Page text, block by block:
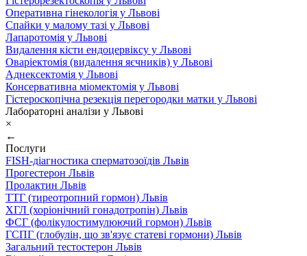
Оперативна гінекологія у Львові
Спайки у малому тазі у Львові
Лапаротомія у Львові
Видалення кісти ендоцервіксу у Львові
Оваріектомія (видалення яєчників) у Львові
Аднексектомія у Львові
Консервативна міомектомія у Львові
Гістероскопічна резекція перегородки матки у Львові
Лабораторні аналізи у Львові
×
←
Послуги
FISH-діагностика сперматозоїдів Львів
Прогестерон Львів
Пролактин Львів
ТТГ (тиреотропний гормон) Львів
ХГЛ (хоріонічний гонадотропін) Львів
ФСГ (фолікулостимулюючий гормон) Львів
ГСПГ (глобулін, що зв'язує статеві гормони) Львів
Загальний тестостерон Львів